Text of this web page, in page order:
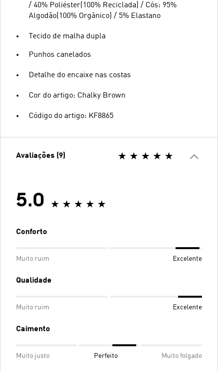
/ 40% Poliéster(100% Reciclada) / Cós: 95%
Algodão(100% Orgânico) / 5% Elastano
Tecido de malha dupla
Punhos canelados
Detalhe do encaixe nas costas
Cor do artigo: Chalky Brown
Código do artigo: KF8865
Avaliações (9)
5.0
Conforto
Muito ruim Excelente
Qualidade
Muito ruim Excelente
Caimento
Muito justo Perfeito Muito folgado